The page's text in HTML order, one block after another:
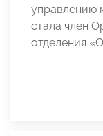
управлению
стала член
отделения